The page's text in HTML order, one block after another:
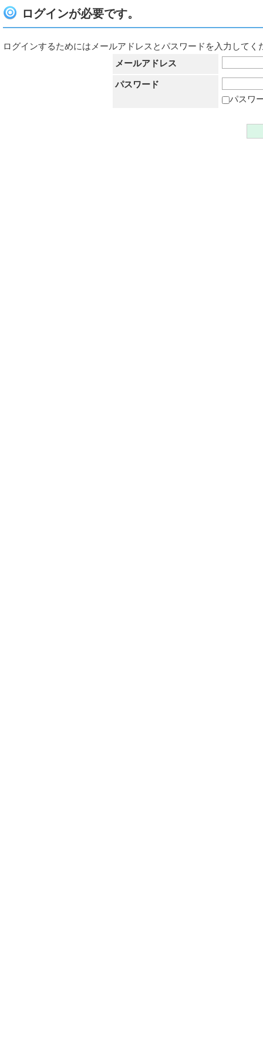
ログインが必要です。
ログインするためにはメールアドレスとパスワードを入力してく
メールアドレス
パスワード
パスワ